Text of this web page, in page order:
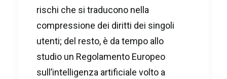
rischi che si traducono nella
compressione dei diritti dei singoli
utenti; del resto, è da tempo allo
studio un Regolamento Europeo
sull’intelligenza artificiale volto a